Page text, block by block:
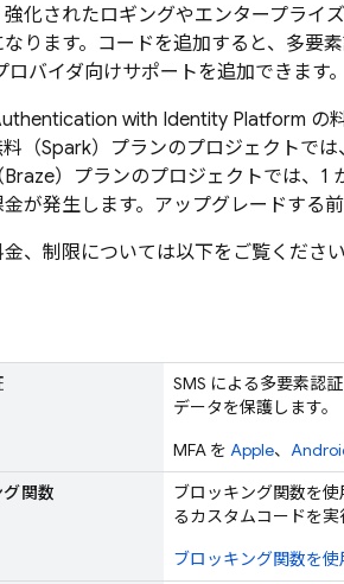
強化されたロギングやエンタープライ
なります。コードを追加すると、多要
バイダ向けサポートを追加できます。
with Identity Platform の
（Spark）プランのプロジェクトで
）プランのプロジェクトでは、1
が発生します。アップグレードする
、制限については以下をご覧ください
SMS による多要素認
データを保護します。
MFA を Apple、
関数
ブロッキング関数を
るカスタムコードを実
ブロッキング関数を使